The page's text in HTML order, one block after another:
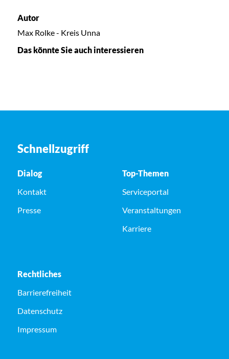
Autor
Max Rolke - Kreis Unna
Das könnte Sie auch interessieren
Schnellzugriff
Dialog
Kontakt
Presse
Top-Themen
Serviceportal
Veranstaltungen
Karriere
Rechtliches
Barrierefreiheit
Datenschutz
Impressum